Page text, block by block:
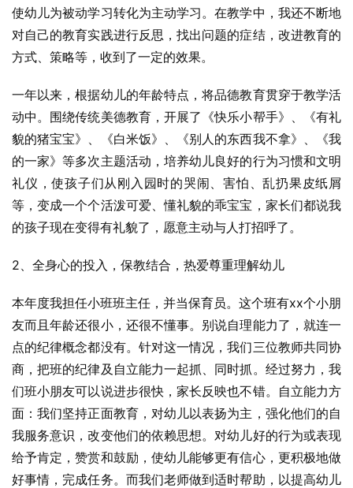
使幼儿为被动学习转化为主动学习。在教学中，我还不断地
对自己的教育实践进行反思，找出问题的症结，改进教育的
方式、策略等，收到了一定的效果。
一年以来，根据幼儿的年龄特点，将品德教育贯穿于教学活
动中。围绕传统美德教育，开展了《快乐小帮手》、《有礼
貌的猪宝宝》、《白米饭》、《别人的东西我不拿》、《我
的一家》等多次主题活动，培养幼儿良好的行为习惯和文明
礼仪，使孩子们从刚入园时的哭闹、害怕、乱扔果皮纸屑
等，变成一个个活泼可爱、懂礼貌的乖宝宝，家长们都说我
的孩子现在变得有礼貌了，愿意主动与人打招呼了。
2、全身心的投入，保教结合，热爱尊重理解幼儿
本年度我担任小班班主任，并当保育员。这个班有xx个小朋
友而且年龄还很小，还很不懂事。别说自理能力了，就连一
点的纪律概念都没有。针对这一情况，我们三位教师共同协
商，把班的纪律及自立能力一起抓、同时抓。经过努力，我
们班小朋友可以说进步很快，家长反映也不错。自立能力方
面：我们坚持正面教育，对幼儿以表扬为主，强化他们的自
我服务意识，改变他们的依赖思想。对幼儿好的行为或表现
给予肯定，赞赏和鼓励，使幼儿能够更有信心，更积极地做
好事情，完成任务。而我们老师做到适时帮助，以提高幼儿